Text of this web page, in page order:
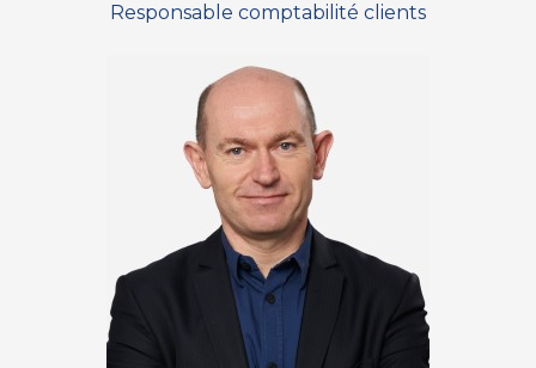
Responsable comptabilité clients